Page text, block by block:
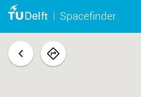
Spacefinder
terug
navigeer